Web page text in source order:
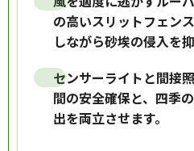
の高いスリットフェン
しながら砂埃の侵入を抑
センサーライトと間接
間の安全確保と、四季
出を両立させます。